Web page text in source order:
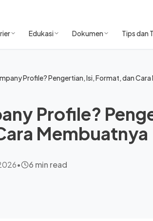
Edukasi Dokumen Tips dan
Profile? Pengertian, Isi, Format, dan
Profile?
Membuatnya
• 6 min read